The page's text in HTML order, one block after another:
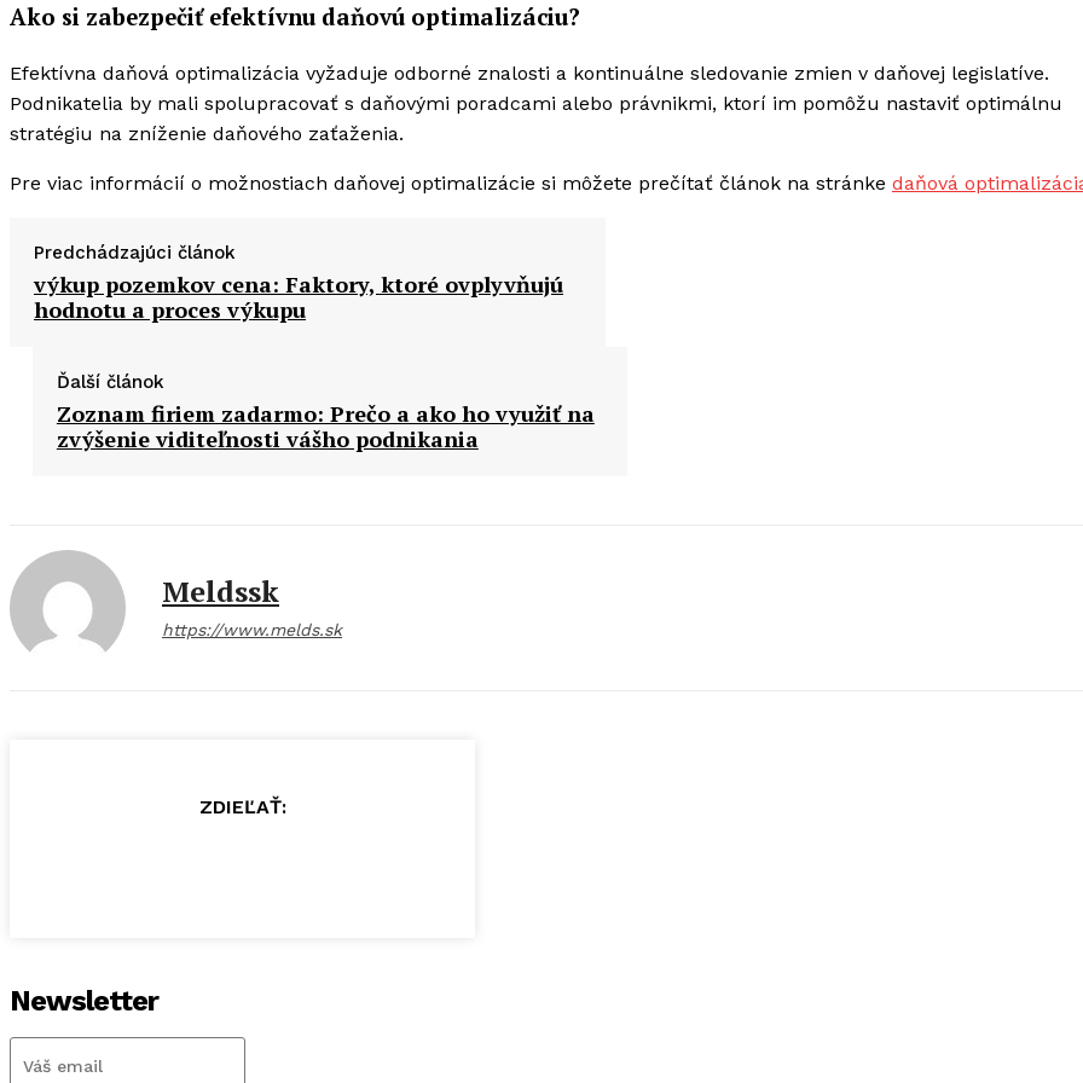
Ako si zabezpečiť efektívnu daňovú optimalizáciu?
Efektívna daňová optimalizácia vyžaduje odborné znalosti a kontinuálne sledovanie zmien v daňovej legislatíve.
Podnikatelia by mali spolupracovať s daňovými poradcami alebo právnikmi, ktorí im pomôžu nastaviť optimálnu
stratégiu na zníženie daňového zaťaženia.
Pre viac informácií o možnostiach daňovej optimalizácie si môžete prečítať článok na stránke daňová
Predchádzajúci článok
výkup pozemkov cena: Faktory, ktoré ovplyvňujú
hodnotu a proces výkupu
Ďalší článok
Zoznam firiem zadarmo: Prečo a ako ho využiť na
zvýšenie viditeľnosti vášho podnikania
Meldssk
https://www.melds.sk
ZDIEĽAŤ:
Newsletter